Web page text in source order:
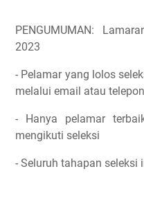
PENGUMUMAN:
2023
- Pelamar yang lolos
melalui email atau
- Hanya pelamar
mengikuti seleksi
- Seluruh tahapan